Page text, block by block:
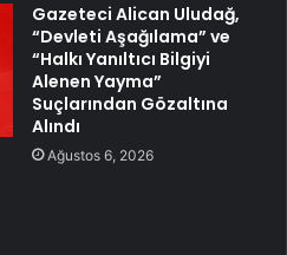
Gazeteci Alican Uludağ,
“Devleti Aşağılama” ve
“Halkı Yanıltıcı Bilgiyi
Alenen Yayma”
Suçlarından Gözaltına
Alındı
Ağustos 6, 2026